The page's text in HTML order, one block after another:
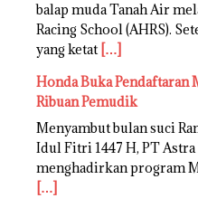
balap muda Tanah Air
Racing School (AHRS).
yang ketat […]
Honda Buka Pendaftaran
Ribuan Pemudik
Menyambut bulan suci
Idul Fitri 1447 H, PT
menghadirkan program
[…]